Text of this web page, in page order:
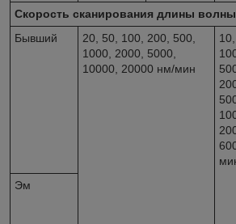
Скорость сканирования длины волны
Бывший
20, 50, 100, 200, 500,
1000, 2000, 5000,
10000, 20000 нм/мин
Эм